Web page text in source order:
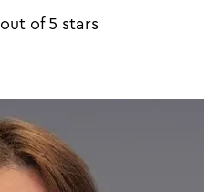
out of 5 stars